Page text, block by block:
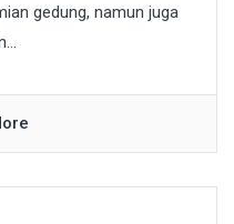
gedung, namun juga